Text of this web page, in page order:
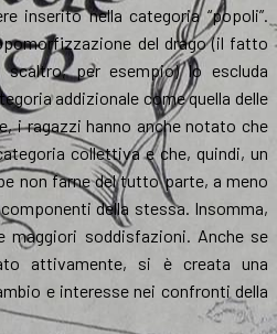
inserito nella categoria “popoli”.
del drago (il fatto
per esempio) lo escluda
addizionale come quella delle
i ragazzi hanno anche notato che
collettiva e che, quindi, un
non farne del tutto parte, a meno
della stessa. Insomma,
maggiori soddisfazioni. Anche se
attivamente, si è creata una
e interesse nei confronti della